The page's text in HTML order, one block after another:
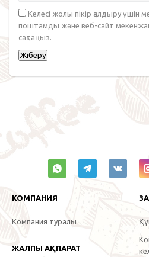
Келесі жолы пікір қалдыру үшін
поштамды және веб-сайт
сақтаңыз.
КОМПАНИЯ
Компания туралы
ЖАЛПЫ АҚПАРАТ